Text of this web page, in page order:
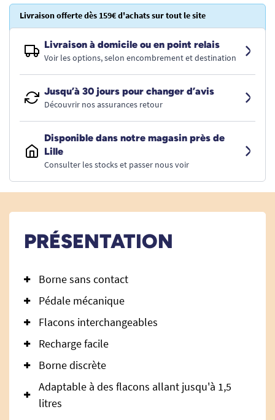
Livraison offerte dès 159€ d'achats sur tout le site
Livraison à domicile ou en point relais
Voir les options, selon encombrement et destination
Jusqu’à 30 jours pour changer d’avis
Découvrir nos assurances retour
Disponible dans notre magasin près de
Lille
Consulter les stocks et passer nous voir
PRÉSENTATION
Borne sans contact
Pédale mécanique
Flacons interchangeables
Recharge facile
Borne discrète
Adaptable à des flacons allant jusqu'à 1,5
litres